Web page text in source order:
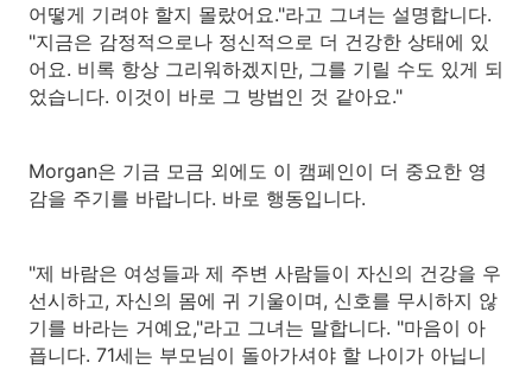
어떻게 기려야 할지 몰랐어요."라고 그녀는 설명합니다.
"지금은 감정적으로나 정신적으로 더 건강한 상태에 있
어요. 비록 항상 그리워하겠지만, 그를 기릴 수도 있게 되
었습니다. 이것이 바로 그 방법인 것 같아요."
Morgan은 기금 모금 외에도 이 캠페인이 더 중요한 영
감을 주기를 바랍니다. 바로 행동입니다.
"제 바람은 여성들과 제 주변 사람들이 자신의 건강을 우
선시하고, 자신의 몸에 귀 기울이며, 신호를 무시하지 않
기를 바라는 거예요,"라고 그녀는 말합니다. "마음이 아
픕니다. 71세는 부모님이 돌아가셔야 할 나이가 아닙니